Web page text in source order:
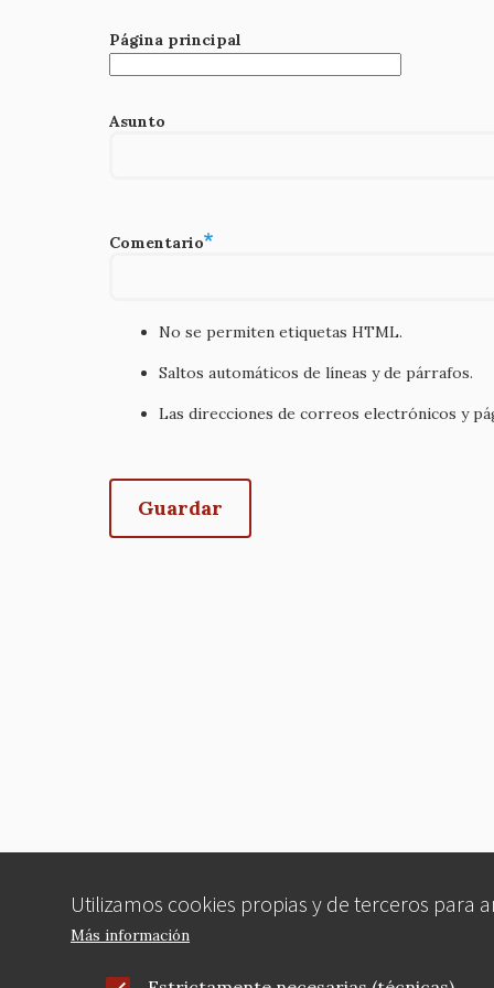
Utilizamos cookies propias y de terceros para
Más información
Página principal
Asunto
Comentario
No se permiten etiquetas HTML.
Saltos automáticos de líneas y de párrafos.
Las direcciones de correos electrónicos y